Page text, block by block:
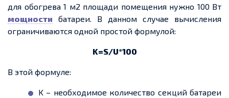
для обогрева 1 м2 площади помещения нужно 100 Вт
мощности батареи. В данном случае вычисления
ограничиваются одной простой формулой:
K=S/U*100
В этой формуле:
K – необходимое количество секций батареи